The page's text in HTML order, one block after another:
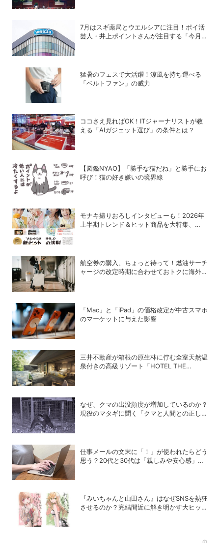
7月はスギ薬局とウエルシアに注目！ポイ活
芸人・井上ポイントさんが注目する「今月の
猛暑のフェスで大活躍！涼風を持ち運べる
「ベルトファン」の威力
ココさえ見ればOK！ITジャーナリストが教
える「AIガジェット選び」の条件とは？
【図鑑NYAO】「勝手な猫だね」と勝手にお
呼び！猫の好き嫌いの境界線
モナキ撮りおろしインタビューも！2026年
上半期トレンド＆ヒット商品を大特集、
航空券の購入、ちょっと待って！燃油サーチ
ャージの改定時期に合わせておトクに海外航
「Mac」と「iPad」の価格改定が中古スマホ
のマーケットに与えた影響
三井不動産が箱根の原生林に佇む全室天然温
泉付きの高級リゾート「HOTEL THE
なぜ、クマの出没頻度が増加しているのか？
現役のマタギに聞く「クマと人間との正しい
仕事メールの文末に「！」が使われたらどう
思う？20代と30代は「親しみや安心感」、
『みいちゃんと山田さん』はなぜSNSを熱狂
させるのか？完結間近に解き明かす大ヒット